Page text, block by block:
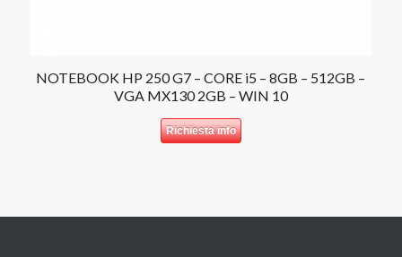
NOTEBOOK HP 250 G7 – CORE i5 – 8GB – 512GB –
VGA MX130 2GB – WIN 10
Richiesta info